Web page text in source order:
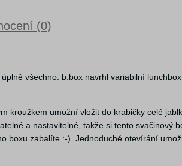
(0)
všechno. b.box navrhl variabilní
kroužkem umožní vložit do krabičky celé
a nastavitelné, takže si tento
boxu zabalíte :-). Jednoduché otevírání